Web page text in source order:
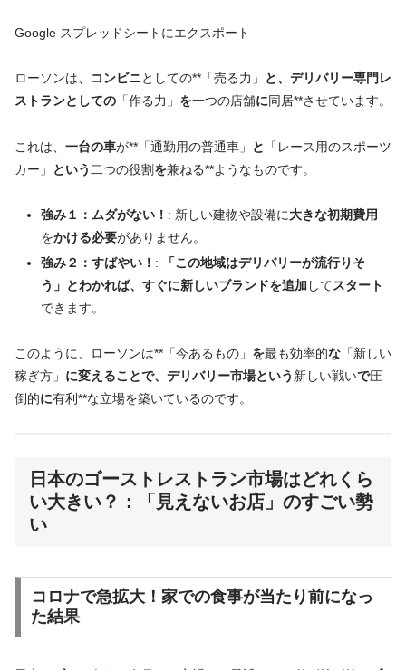
Google スプレッドシートにエクスポート
ローソンは、 コンビニとしての**「売る力」
と、デリバリー専門レ
ストランとしての 「作る力」 を一つの店舗に同居**させています。
これは、 一台の車が**「通勤用の普通車」 と
「レース用のスポーツ
カー」
という 二つの役割 を兼ねる**ようなものです。
強み１：ムダがない！ : 新しい建物や設備に大きな初期費用
をかける必要がありません。
強み２：すばやい！ :
「この地域はデリバリーが流行りそ
う」とわかれば、すぐに新しいブランドを追加 してスタート
できます。
このように、ローソンは**「今あるもの」 を最も効率的な 「新しい
稼ぎ方」 に変えることで、デリバリー市場という 新しい戦いで圧
倒的に有利**な立場を築いているのです。
日本のゴーストレストラン市場はどれくら
い大きい？：「見えないお店」のすごい勢
い
コロナで急拡大！家での食事が当たり前になっ
た結果